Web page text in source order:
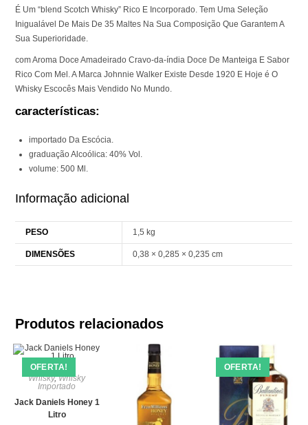
É Um “blend Scotch Whisky” Rico E Incorporado. Tem Uma Seleção
Inigualável De Mais De 35 Maltes Na Sua Composição Que Garantem A
Sua Superioridade.
com Aroma Doce Amadeirado Cravo-da-índia Doce De Manteiga E Sabor
Rico Com Mel. A Marca Johnnie Walker Existe Desde 1920 E Hoje é O
Whisky Escocês Mais Vendido No Mundo.
características:
importado Da Escócia.
graduação Alcoólica: 40% Vol.
volume: 500 Ml.
Informação adicional
PESO 1,5 kg
DIMENSÕES 0,38 × 0,285 × 0,235 cm
Produtos relacionados
OFERTA!
Whisky,Whisky
Importado
Jack Daniels Honey 1
Litro
OFERTA!